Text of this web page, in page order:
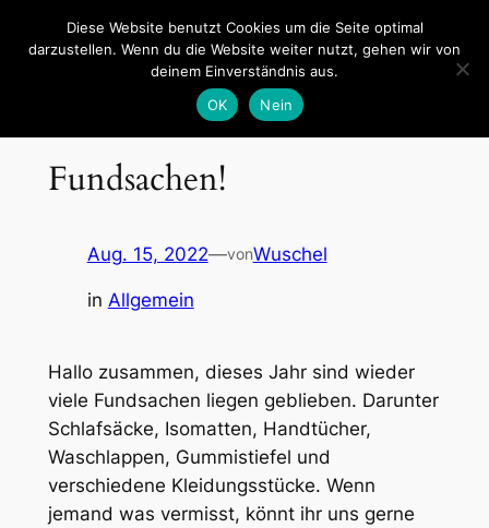
Inhalt
Zeltlager Billigheim
Fundsachen!
Aug. 15, 2022—vonWuschel
in Allgemein
Hallo zusammen, dieses Jahr sind wieder
viele Fundsachen liegen geblieben. Darunter
Schlafsäcke, Isomatten, Handtücher,
Waschlappen, Gummistiefel und
verschiedene Kleidungsstücke. Wenn
jemand was vermisst, könnt ihr uns gerne
Diese Website benutzt Cookies um die Seite optimal
darzustellen. Wenn du die Website weiter nutzt, gehen wir von
deinem Einverständnis aus.
OK
Nein